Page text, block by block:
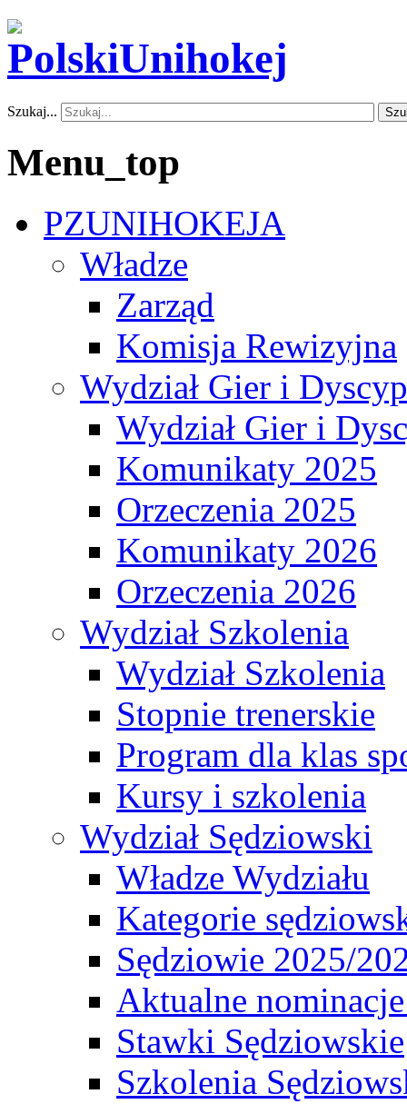
Szukaj...
Menu_top
PZUNIHOKEJA
Władze
Zarząd
Komisja Rewizyjna
Wydział Gier i
Wydział Gier i
Komunikaty 2025
Orzeczenia 2025
Komunikaty 2026
Orzeczenia 2026
Wydział Szkolenia
Wydział Szkolenia
Stopnie trenerskie
Program dla klas
Kursy i szkolenia
Wydział Sędziowski
Władze Wydziału
Kategorie
Sędziowie 2025/
Aktualne
Stawki Sędziowskie
Szkolenia